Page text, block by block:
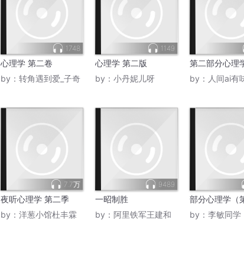
1748
心理学 第二卷
by： 转角遇到爱_子奇
1149
心理学 第二版
by： 小丹妮儿呀
第二部分心理
by： 人间ai有
7.7万
夜听心理学 第二季
by： 洋葱小馆杜丰霖
9489
一昭制胜
by： 阿里铁军王建和
部分心理学（
by： 李敏同学